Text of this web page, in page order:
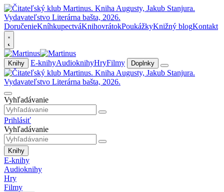
DoručenieKníhkupectváKnihovrátokPoukážkyKnižný blogKontakt
Knihy E-knihyAudioknihyHryFilmy Doplnky
Vyhľadávanie
Prihlásiť
Vyhľadávanie
Knihy
E-knihy
Audioknihy
Hry
Filmy